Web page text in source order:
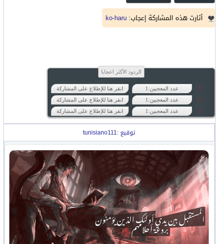
أثارت هذه المشاركة إعجاب: ko-haru
الردود الأكثر اعجابا
عدد المعجبين:1
انقر هنا للإطلاع على المشاركة
عدد المعجبين:1
انقر هنا للإطلاع على المشاركة
عدد المعجبين:1
انقر هنا للإطلاع على المشاركة
توقيع :tunisiano111